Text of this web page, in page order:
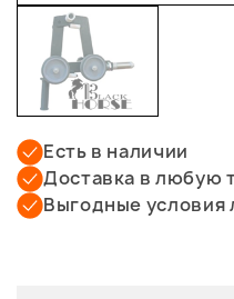
Есть в наличии
Доставка в любую
Выгодные условия